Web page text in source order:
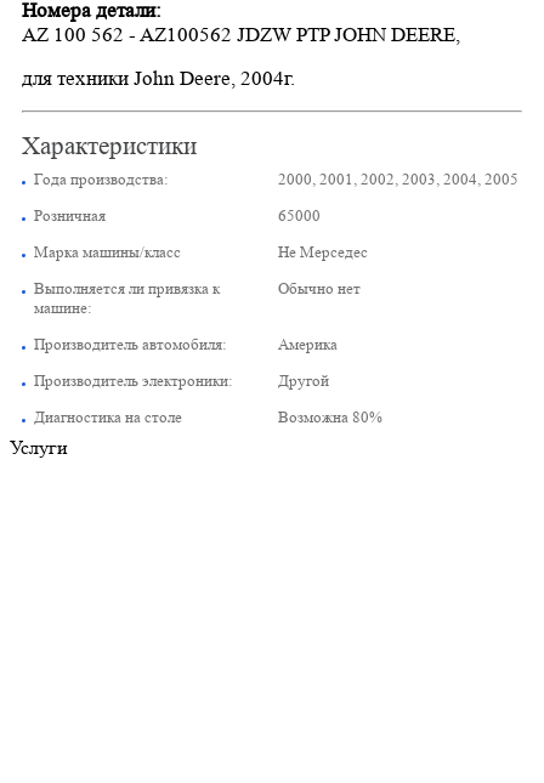
Номера детали:
AZ 100 562 - AZ100562 JDZW PTP JOHN DEERE,
для техники John Deere, 2004г.
Характеристики
Года производства:
2000, 2001, 2002, 2003, 2004, 2005
Розничная
65000
Марка машины/класс
Не Мерседес
Выполняется ли привязка к
машине:
Обычно нет
Производитель автомобиля:
Америка
Производитель электроники:
Другой
Диагностика на столе
Возможна 80%
Услуги